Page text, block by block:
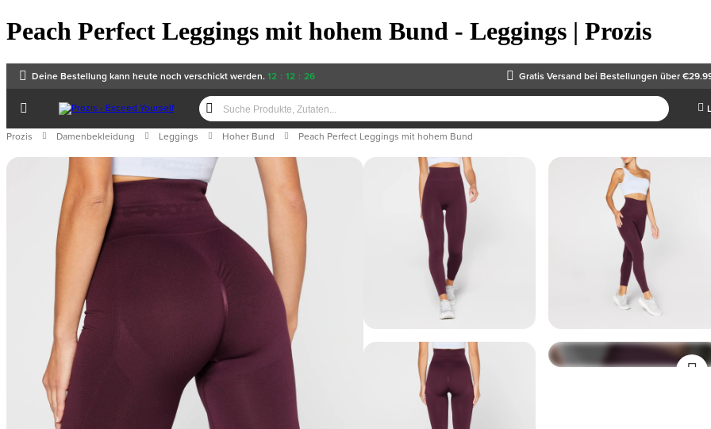
Peach Perfect Leggings mit hohem Bund - Leggings | Prozis
12 : 12 : 26
Deine Bestellung kann heute noch verschickt werden. Gratis Versand bei Bestellungen über
Prozis Damenbekleidung Leggings Hoher Bund Peach Perfect Leggings mit hohem Bund